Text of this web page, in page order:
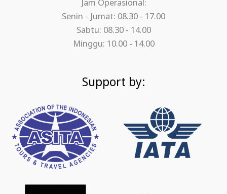
Jam Operasional:
Senin - Jumat: 08.30 - 17.00
Sabtu: 08.30 - 14.00
Minggu: 10.00 - 14.00
Support by: